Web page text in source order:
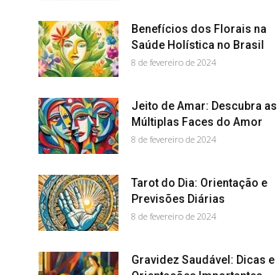
Benefícios dos Florais na
Saúde Holística no Brasil
8 de fevereiro de 2024
Jeito de Amar: Descubra as
Múltiplas Faces do Amor
8 de fevereiro de 2024
Tarot do Dia: Orientação e
Previsões Diárias
8 de fevereiro de 2024
Gravidez Saudável: Dicas e